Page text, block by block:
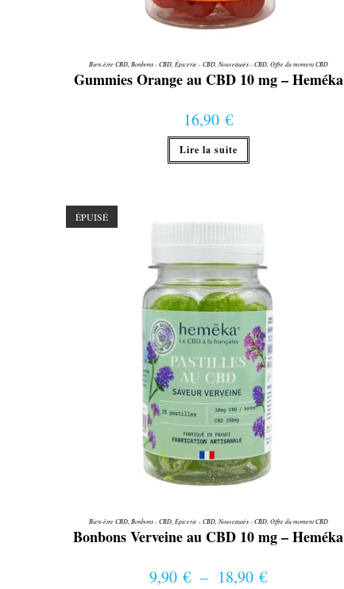
Bien-être CBD, Bonbons - CBD, Épicerie - CBD, Nouveautés - CBD, Offre du moment CBD
Gummies Orange au CBD 10 mg – Heméka
16,90€
Lire la suite
ÉPUISÉ
Bien-être CBD, Bonbons - CBD, Épicerie - CBD, Nouveautés - CBD, Offre du moment CBD
Bonbons Verveine au CBD 10 mg – Heméka
9,90€ – 18,90€Plage de prix : 9,90 € à 18,90 €